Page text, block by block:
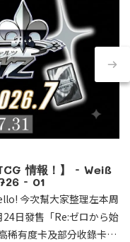
情報！】 - Weiß
- 01